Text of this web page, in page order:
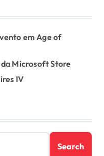
em Age of
da Microsoft Store
IV